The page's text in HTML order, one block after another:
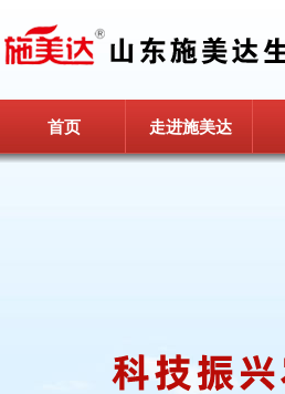
首页 走进施美达